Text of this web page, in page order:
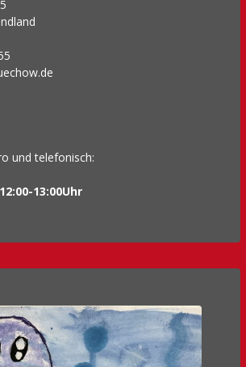
und telefonisch:
12:00-13:00Uhr